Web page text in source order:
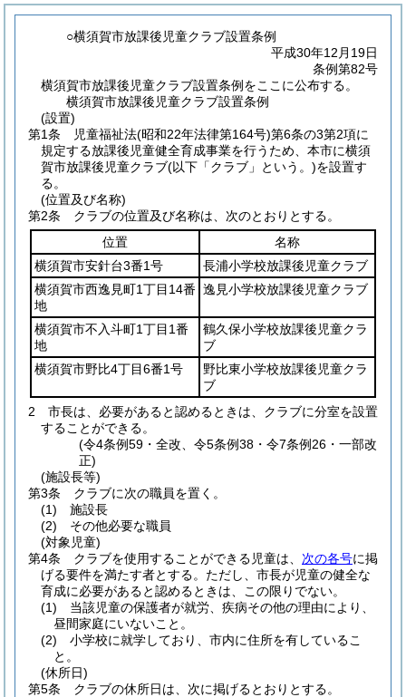
○横須賀市放課後児童クラブ設置条例
平成30年12月19日
条例第82号
横須賀市放課後児童クラブ設置条例をここに公布する。
横須賀市放課後児童クラブ設置条例
(設置)
第1条
児童福祉法(昭和22年法律第164号)第6条の3第2項に
規定する放課後児童健全育成事業を行うため、本市に横須
賀市放課後児童クラブ(以下「クラブ」という。)を設置す
る。
(位置及び名称)
第2条
クラブの位置及び名称は、次のとおりとする。
位置
名称
横須賀市安針台3番1号
長浦小学校放課後児童クラブ
横須賀市西逸見町1丁目14番
地
逸見小学校放課後児童クラブ
横須賀市不入斗町1丁目1番
地
鶴久保小学校放課後児童クラ
ブ
横須賀市野比4丁目6番1号
野比東小学校放課後児童クラ
ブ
2
市長は、必要があると認めるときは、クラブに分室を設置
することができる。
(令4条例59・全改、令5条例38・令7条例26・一部改
正)
(施設長等)
第3条
クラブに次の職員を置く。
(1)
施設長
(2)
その他必要な職員
(対象児童)
第4条
クラブを使用することができる児童は、 次の各号に掲
げる要件を満たす者とする。 ただし、市長が児童の健全な
育成に必要があると認めるときは、この限りでない。
(1)
当該児童の保護者が就労、疾病その他の理由により、
昼間家庭にいないこと。
(2)
小学校に就学しており、市内に住所を有しているこ
と。
(休所日)
第5条
クラブの休所日は、次に掲げるとおりとする。